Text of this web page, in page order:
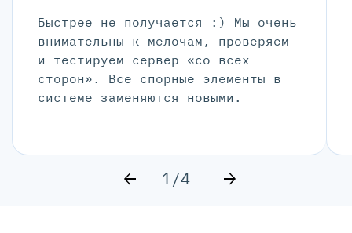
Быстрее не получается :) Мы очень
внимательны к мелочам, проверяем
и тестируем сервер «со всех
сторон». Все спорные элементы в
системе заменяются новыми.
1/4